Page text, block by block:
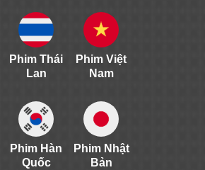
Phim Thái
Lan
Phim Việt
Nam
Phim Hàn
Quốc
Phim Nhật
Bản